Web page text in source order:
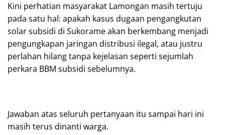
Kini perhatian masyarakat Lamongan masih tertuju
pada satu hal: apakah kasus dugaan pengangkutan
solar subsidi di Sukorame akan berkembang menjadi
pengungkapan jaringan distribusi ilegal, atau justru
perlahan hilang tanpa kejelasan seperti sejumlah
perkara BBM subsidi sebelumnya.
Jawaban atas seluruh pertanyaan itu sampai hari ini
masih terus dinanti warga.